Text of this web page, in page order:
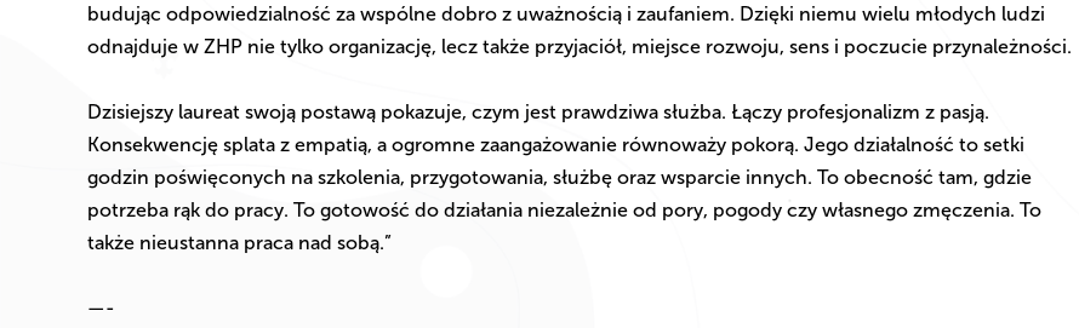
budując odpowiedzialność za wspólne dobro z uważnością i zaufaniem. Dzięki niemu wielu młodych ludzi
odnajduje w ZHP nie tylko organizację, lecz także przyjaciół, miejsce rozwoju, sens i poczucie przynależności.
Dzisiejszy laureat swoją postawą pokazuje, czym jest prawdziwa służba. Łączy profesjonalizm z pasją.
Konsekwencję splata z empatią, a ogromne zaangażowanie równoważy pokorą. Jego działalność to setki
godzin poświęconych na szkolenia, przygotowania, służbę oraz wsparcie innych. To obecność tam, gdzie
potrzeba rąk do pracy. To gotowość do działania niezależnie od pory, pogody czy własnego zmęczenia. To
także nieustanna praca nad sobą.”
—-